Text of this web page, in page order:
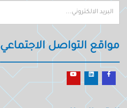
مواقع التواصل الاجتماعي